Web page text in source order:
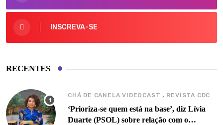
INSCREVA-SE
RECENTES
CHÁ DE CANELA VIDEOCAST , REVISTA CDC
‘Prioriza-se quem está na base’, diz Lívia
Duarte (PSOL) sobre relação com o